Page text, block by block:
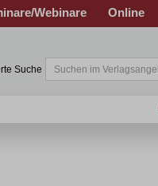
Webinare Online
Suche